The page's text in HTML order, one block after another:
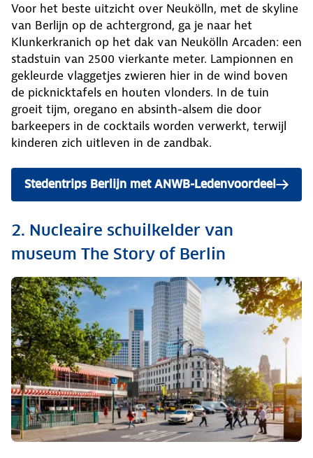
Voor het beste uitzicht over Neukölln, met de skyline
van Berlijn op de achtergrond, ga je naar het
Klunkerkranich op het dak van Neukölln Arcaden: een
stadstuin van 2500 vierkante meter. Lampionnen en
gekleurde vlaggetjes zwieren hier in de wind boven
de picknicktafels en houten vlonders. In de tuin
groeit tijm, oregano en absinth-alsem die door
barkeepers in de cocktails worden verwerkt, terwijl
kinderen zich uitleven in de zandbak.
Stedentrips Berlijn met ANWB-Ledenvoordeel
2. Nucleaire schuilkelder van
museum The Story of Berlin